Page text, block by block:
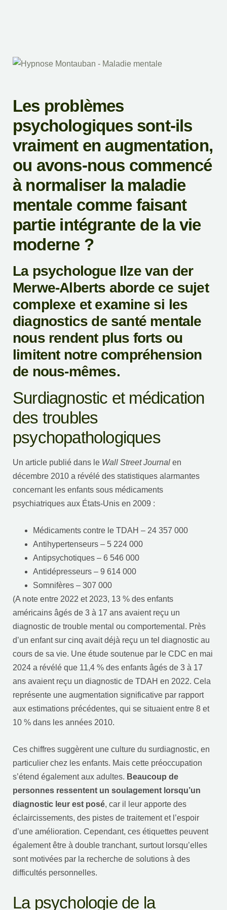
Les problèmes
psychologiques sont-ils
vraiment en augmentation,
ou avons-nous commencé
à normaliser la maladie
mentale comme faisant
partie intégrante de la vie
moderne ?
La psychologue Ilze van der
Merwe-Alberts aborde ce sujet
complexe et examine si les
diagnostics de santé mentale
nous rendent plus forts ou
limitent notre compréhension
de nous-mêmes.
Surdiagnostic et médication
des troubles
psychopathologiques
Un article publié dans le Wall Street Journal en
décembre 2010 a révélé des statistiques alarmantes
concernant les enfants sous médicaments
psychiatriques aux États-Unis en 2009 :
Médicaments contre le TDAH – 24 357 000
Antihypertenseurs – 5 224 000
Antipsychotiques – 6 546 000
Antidépresseurs – 9 614 000
Somnifères – 307 000
(A note entre 2022 et 2023, 13 % des enfants
américains âgés de 3 à 17 ans avaient reçu un
diagnostic de trouble mental ou comportemental. Près
d’un enfant sur cinq avait déjà reçu un tel diagnostic au
cours de sa vie. Une étude soutenue par le CDC en mai
2024 a révélé que 11,4 % des enfants âgés de 3 à 17
ans avaient reçu un diagnostic de TDAH en 2022. Cela
représente une augmentation significative par rapport
aux estimations précédentes, qui se situaient entre 8 et
10 % dans les années 2010.
Ces chiffres suggèrent une culture du surdiagnostic, en
particulier chez les enfants. Mais cette préoccupation
s’étend également aux adultes. Beaucoup de
personnes ressentent un soulagement lorsqu’un
diagnostic leur est posé, car il leur apporte des
éclaircissements, des pistes de traitement et l’espoir
d’une amélioration. Cependant, ces étiquettes peuvent
également être à double tranchant, surtout lorsqu’elles
sont motivées par la recherche de solutions à des
difficultés personnelles.
La psychologie de la